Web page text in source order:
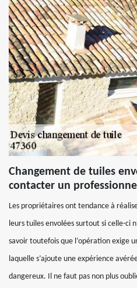
Changement de tuiles
contacter un
Les propriétaires ont tendance à
leurs tuiles envolées surtout si celle-ci
savoir toutefois que l’opération exige
laquelle s’ajoute une expérience
dangereux. Il ne faut pas non plus